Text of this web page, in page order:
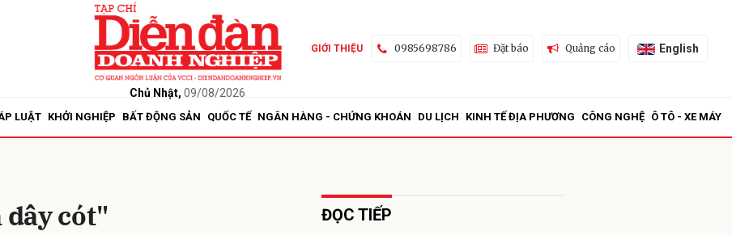
Chủ Nhật, 09/08/2026
GIỚI THIỆU 0985698786 Đặt báo Quảng cáo English
LUẬT KHỞI NGHIỆP BẤT ĐỘNG SẢN QUỐC TẾ NGÂN HÀNG - CHỨNG KHOÁN DU LỊCH KINH TẾ ĐỊA PHƯƠNG CÔNG NGHỆ Ô TÔ - XE MÁY
cót" ĐỌC TIẾP